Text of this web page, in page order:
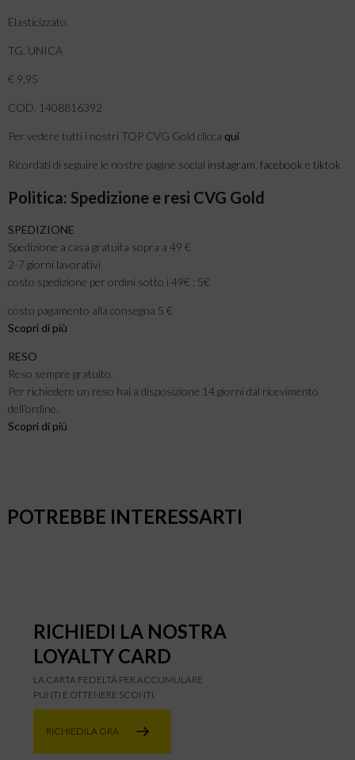
Elasticizzato.
TG. UNICA
€ 9,95
COD. 1408816392
Per vedere tutti i nostri TOP CVG Gold clicca qui
Ricordati di seguire le nostre pagine social instagram facebook e tiktok
Politica: Spedizione e resi CVG Gold
SPEDIZIONE
Spedizione a casa gratuita sopra a 49 €
2-7 giorni lavorativi
costo spedizione per ordini sotto i 49€ : 5€
costo pagamento alla consegna 5 €
Scopri di più
RESO
Reso sempre gratuito.
Per richiedere un reso hai a disposizione 14 giorni dal ricevimento
dell’ordine.
Scopri di più
POTREBBE INTERESSARTI
RICHIEDI LA NOSTRA
LOYALTY CARD
LA CARTA FEDELTÀ PER ACCUMULARE
PUNTI E OTTENERE SCONTI.
RICHIEDILA ORA